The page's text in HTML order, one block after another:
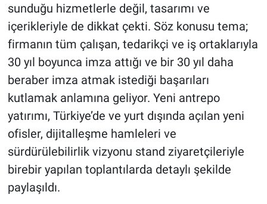
sunduğu hizmetlerle değil, tasarımı ve
içerikleriyle de dikkat çekti. Söz konusu tema;
firmanın tüm çalışan, tedarikçi ve iş ortaklarıyla
30 yıl boyunca imza attığı ve bir 30 yıl daha
beraber imza atmak istediği başarıları
kutlamak anlamına geliyor. Yeni antrepo
yatırımı, Türkiye’de ve yurt dışında açılan yeni
ofisler, dijitalleşme hamleleri ve
sürdürülebilirlik vizyonu stand ziyaretçileriyle
birebir yapılan toplantılarda detaylı şekilde
paylaşıldı.